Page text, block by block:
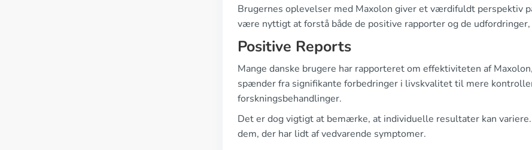
Brugernes oplevelser med Maxolon giver et værdifuldt perspektiv
være nyttigt at forstå både de positive rapporter og de
Positive Reports
Mange danske brugere har rapporteret om effektiviteten af
spænder fra signifikante forbedringer i livskvalitet til mere
forskningsbehandlinger.
Det er dog vigtigt at bemærke, at individuelle resultater kan
dem, der har lidt af vedvarende symptomer.